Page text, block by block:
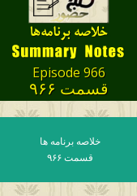
Episode 966
قسمت ۹۶۶
خلاصه برنامه ها
قسمت ۹۶۶